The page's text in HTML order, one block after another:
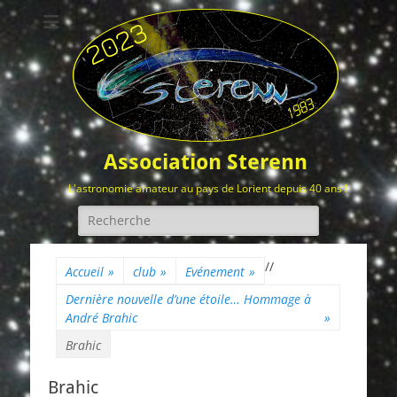
Association Sterenn
L'astronomie amateur au pays de Lorient depuis 40 ans !
Rechercher :
Accueil » club » /
Evénement »
/
Dernière nouvelle d’une étoile… Hommage à
André Brahic
»
Brahic
Brahic